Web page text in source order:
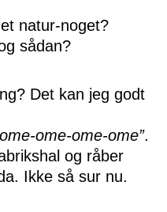
natur-noget?
sådan?
Det kan jeg godt
ome-ome-ome”.
og råber
Ikke så sur nu.